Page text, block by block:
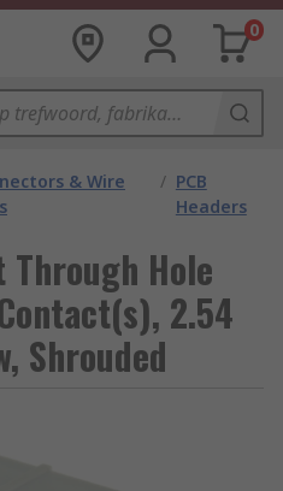
0
& Wire
/ PCB
Headers
Through Hole
2.54
Shrouded